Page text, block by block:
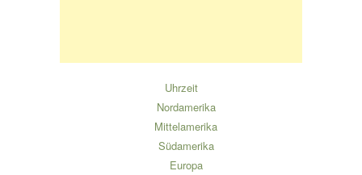
Uhrzeit
Nordamerika
Mittelamerika
Südamerika
Europa